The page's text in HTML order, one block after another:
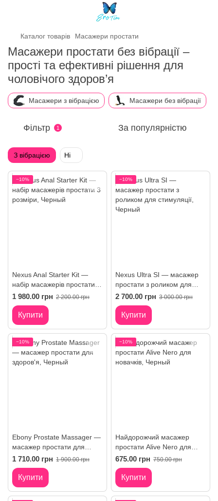
Каталог товарів Масажери простати
Масажери простати без вібрації –
прості та ефективні рішення для
чоловічого здоров’я
Масажери з вібрацією Масажери без вібрації
Фільтр 1 За популярністю
З вібрацією Ні
−10%
Nexus Anal Starter Kit —
набір масажерів простати 3
розміри
1 980.00 грн 2 200.00 грн
Купити
−10%
Nexus Ultra SI — масажер
простати з роликом для
стимуляції
2 700.00 грн 3 000.00 грн
Купити
−10%
Ebony Prostate Massager —
масажер простати для
здоров'я
1 710.00 грн 1 900.00 грн
Купити
−10%
Найдорожчий масажер
простати Alive Nero для
новачків
675.00 грн 750.00 грн
Купити